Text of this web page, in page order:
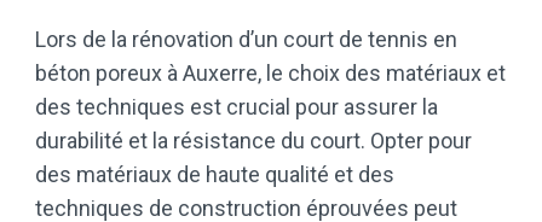
Lors de la rénovation d’un court de tennis en
béton poreux à Auxerre, le choix des matériaux et
des techniques est crucial pour assurer la
durabilité et la résistance du court. Opter pour
des matériaux de haute qualité et des
techniques de construction éprouvées peut